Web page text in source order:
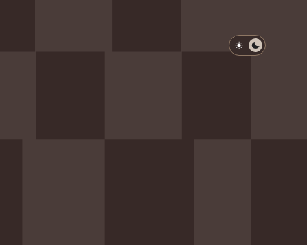
淺色模式
深色模式